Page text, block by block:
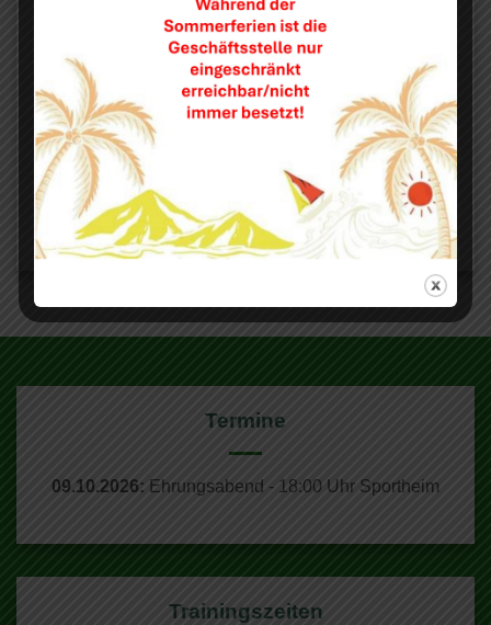
Auf die Spenden,
Ab jetzt gibt es wieder die Möglichkeit beim EDEKA-
Einkauf etwas für den SV Untermeitingen zu tun.
Termine
09.10.2026: Ehrungsabend - 18:00 Uhr Sportheim
Trainingszeiten